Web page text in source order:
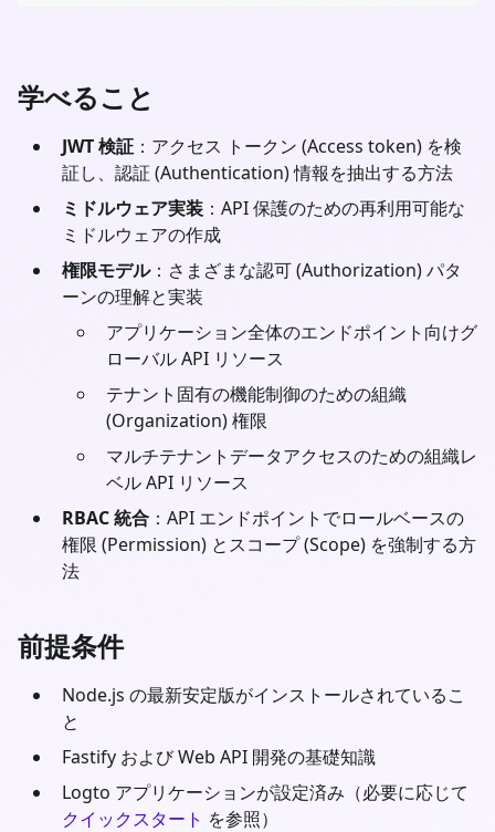
学べること
JWT 検証 ：アクセス トークン (Access token) を検
証し、認証 (Authentication) 情報を抽出する方法
ミドルウェア実装 ：API 保護のための再利用可能な
ミドルウェアの作成
権限モデル：さまざまな認可 (Authorization) パタ
ーンの理解と実装
アプリケーション全体のエンドポイント向けグ
ローバル API リソース
テナント固有の機能制御のための組織
(Organization) 権限
マルチテナントデータアクセスのための組織レ
ベル API リソース
RBAC 統合 ：API エンドポイントでロールベースの
権限 (Permission) とスコープ (Scope) を強制する方
法
前提条件
Node.js の最新安定版がインストールされているこ
と
Fastify および Web API 開発の基礎知識
Logto アプリケーションが設定済み（必要に応じて
クイックスタート を参照）